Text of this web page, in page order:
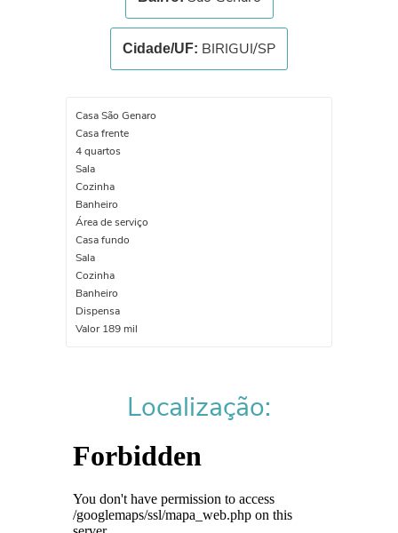
Cidade/UF: BIRIGUI/SP
Casa São Genaro
Casa frente
4 quartos
Sala
Cozinha
Banheiro
Área de serviço
Casa fundo
Sala
Cozinha
Banheiro
Dispensa
Valor 189 mil
Localização: